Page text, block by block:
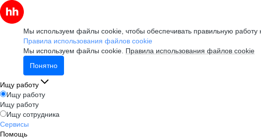
Мы используем файлы cookie, чтобы обеспечивать правильную работу
Правила использования файлов cookie
Мы используем файлы cookie. Правила использования файлов cookie
Понятно
Ищу работу
Ищу работу
Ищу работу
Ищу сотрудника
Сервисы
Помощь